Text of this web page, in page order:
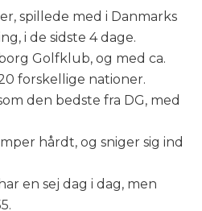
spillede med i Danmarks
i de sidste 4 dage.
Golfklub, og med ca.
forskellige nationer.
den bedste fra DG, med
hårdt, og sniger sig ind
en sej dag i dag, men